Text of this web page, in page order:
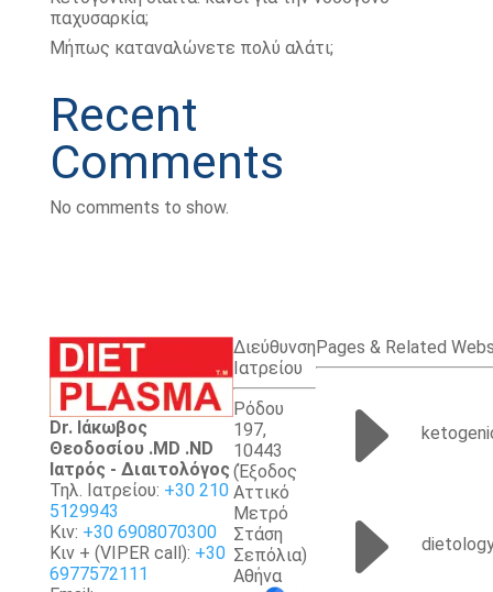
παχυσαρκία;
Μήπως καταναλώνετε πολύ αλάτι;
Recent
Comments
No comments to show.
Dr. Ιάκωβος
Θεοδοσίου .MD .ND
Iατρός - Διαιτολόγος
Τηλ. Ιατρείου: +30 210
5129943
Κιν: +30 6908070300
Κιν + (VIPER call): +30
6977572111
Διεύθυνση
Ιατρείου
Ρόδου
197,
10443
(Έξοδος
Αττικό
Μετρό
Στάση
Σεπόλια)
Αθήνα
Pages & Related
E
E